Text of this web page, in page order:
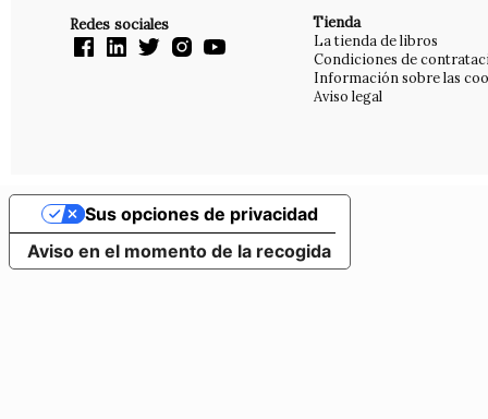
Redes sociales Tienda
La tienda de libros
Condiciones de
Información sobre las
Aviso legal
Aviso en el momento de la recogida
Sus opciones de privacidad